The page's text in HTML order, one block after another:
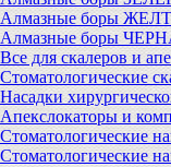
Алмазные боры
Алмазные боры
Все для скалеров и
Стоматологические
Насадки
Апекслокаторы и
Стоматологические
Стоматологические